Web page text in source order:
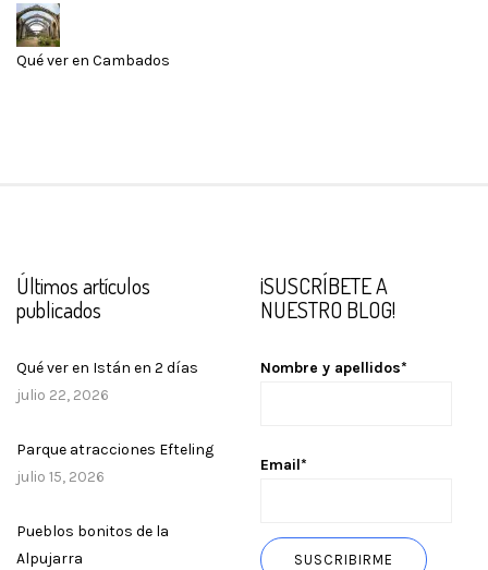
Qué ver en Cambados
Últimos artículos
publicados
Qué ver en Istán en 2 días
julio 22, 2026
Parque atracciones Efteling
julio 15, 2026
Pueblos bonitos de la
Alpujarra
¡SUSCRÍBETE A
NUESTRO BLOG!
Nombre y apellidos*
Email*